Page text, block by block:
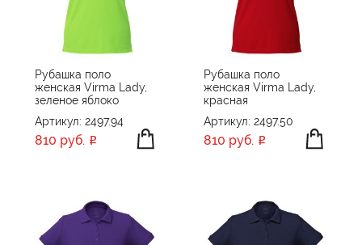
ПРОИЗВОДИТЕЛЬ
Fruit of the Loom
Sols
МАТЕРИАЛ
ХЛОПОК ХЛОПОК, ПОЛИЭСТЕР
Рубашка поло
женская Virma Lady,
зеленое яблоко
Артикул: 2497.94
810 руб.
Рубашка поло
женская Virma Lady,
красная
Артикул: 2497.50
810 руб.